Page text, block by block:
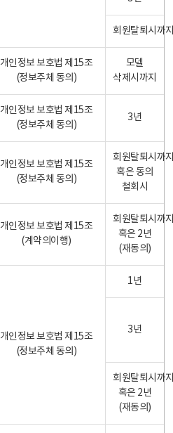
회원탈퇴시까
개인정보 보호법 제15조
(정보주체 동의)
모델
삭제시까지
개인정보 보호법 제15조
(정보주체 동의)
3년
개인정보 보호법 제15조
(정보주체 동의)
회원탈퇴시까
혹은 동의
철회시
개인정보 보호법 제15조
(계약의이행)
회원탈퇴시까
혹은 2년
(재동의)
개인정보 보호법 제15조
(정보주체 동의)
1년
3년
회원탈퇴시까
혹은 2년
(재동의)